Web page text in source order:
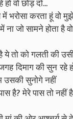
वो छोड़ दो...
में भरोसा करता हूं वो
जो सामने होता है
ये तो को गलती की
दिमाग की सुन रहे
सुनोगे नहीं
है? मेरे पास तो नहीं